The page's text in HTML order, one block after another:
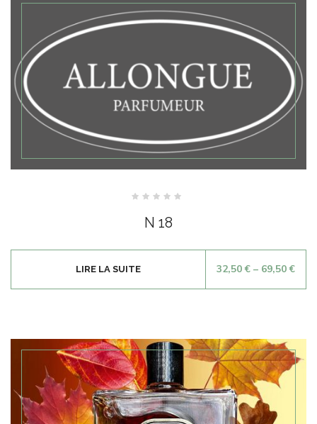
surN 18
32,50€ – 69,50€
LIRE LA SUITE